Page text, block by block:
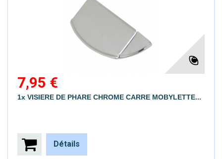
7,95 €
1x VISIERE DE PHARE CHROME CARRE MOBYLETTE...
Détails